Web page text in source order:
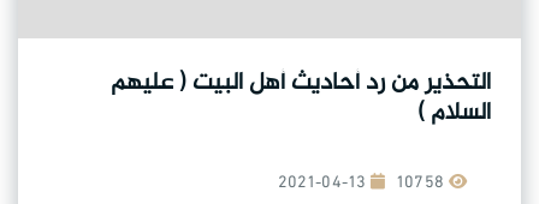
التحذير من رد أحاديث أهل البيت ( عليهم
السلام )
2021-04-13